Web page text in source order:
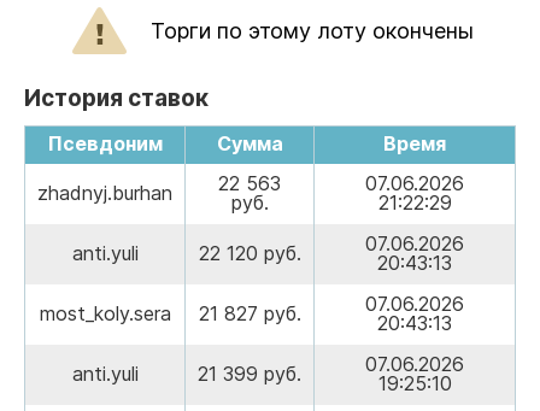
Торги по этому лоту окончены
История ставок
Псевдоним Сумма Время
zhadnyj.burhan
22 563
руб.
07.06.2026
21:22:29
anti.yuli 22 120 руб.
07.06.2026
20:43:13
most_koly.sera 21 827 руб.
07.06.2026
20:43:13
anti.yuli 21 399 руб.
07.06.2026
19:25:10